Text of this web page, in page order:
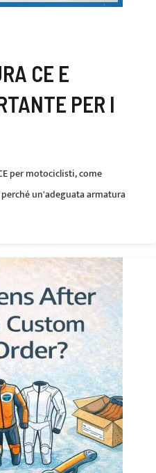
CE E
PER I
per motociclisti, come
un'adeguata armatura